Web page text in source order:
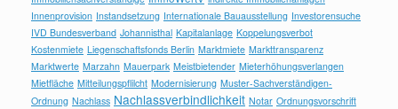
Innenprovision Instandsetzung Internationale Bauausstellung Investorensuche
IVD Bundesverband Johannisthal Kapitalanlage Koppelungsverbot
Kostenmiete Liegenschaftsfonds Berlin Marktmiete Markttransparenz
Marktwerte Marzahn Mauerpark Meistbietender Mieterhöhungsverlangen
Mietfläche Mitteilungspflilcht Modernisierung Muster-Sachverständigen-
Ordnung Nachlass Nachlassverbindlichkeit Notar Ordnungsvorschrift